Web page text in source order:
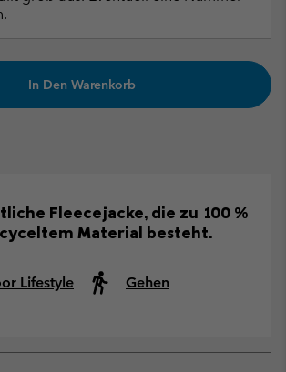
In Den Warenkorb
Fleecejacke, die zu 100 %
Material besteht.
Lifestyle Gehen